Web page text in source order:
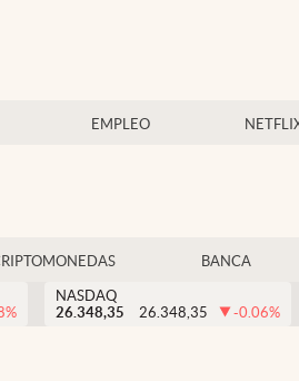
EMPLEO
BANCA
%
NASDAQ
26.348,35
26.348,35 -0.06%